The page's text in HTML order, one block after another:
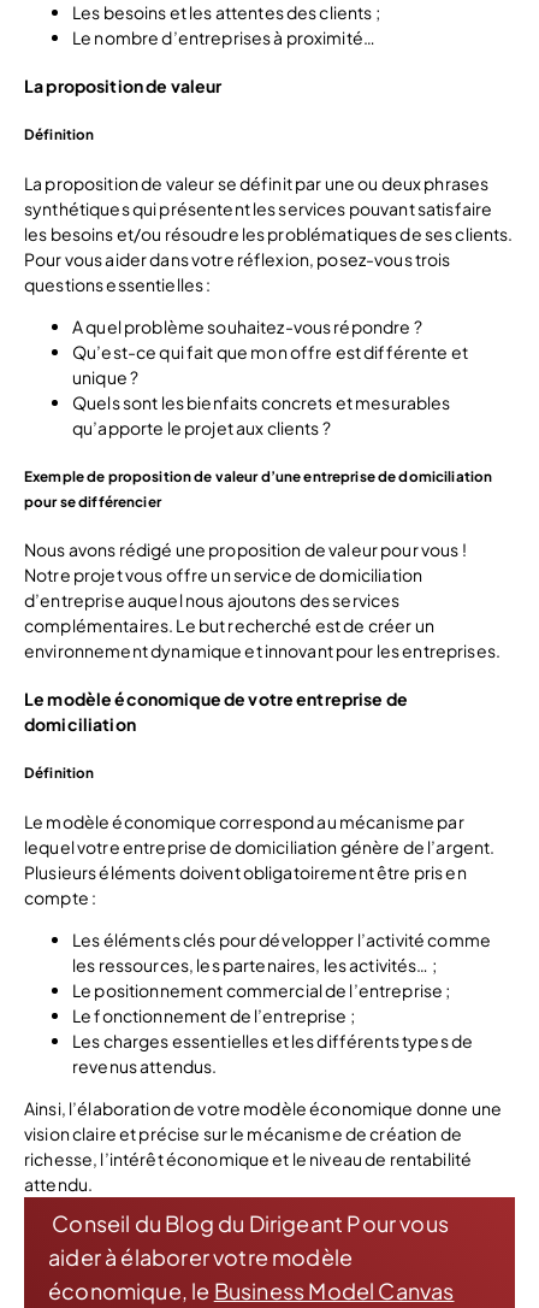
Les besoins et les attentes des clients ;
Le nombre d’entreprises à proximité…
La proposition de valeur
Définition
La proposition de valeur se définit par une ou deux phrases
synthétiques qui présentent les services pouvant satisfaire
les besoins et/ou résoudre les problématiques de ses clients.
Pour vous aider dans votre réflexion, posez-vous trois
questions essentielles :
A quel problème souhaitez-vous répondre ?
Qu’est-ce qui fait que mon offre est différente et
unique ?
Quels sont les bienfaits concrets et mesurables
qu’apporte le projet aux clients ?
Exemple de proposition de valeur d’une entreprise de domiciliation
pour se différencier
Nous avons rédigé une proposition de valeur pour vous !
Notre projet vous offre un service de domiciliation
d’entreprise auquel nous ajoutons des services
complémentaires. Le but recherché est de créer un
environnement dynamique et innovant pour les entreprises.
Le modèle économique de votre entreprise de
domiciliation
Définition
Le modèle économique correspond au mécanisme par
lequel votre entreprise de domiciliation génère de l’argent.
Plusieurs éléments doivent obligatoirement être pris en
compte :
Les éléments clés pour développer l’activité comme
les ressources, les partenaires, les activités… ;
Le positionnement commercial de l’entreprise ;
Le fonctionnement de l’entreprise ;
Les charges essentielles et les différents types de
revenus attendus.
Ainsi, l’élaboration de votre modèle économique donne une
vision claire et précise sur le mécanisme de création de
richesse, l’intérêt économique et le niveau de rentabilité
attendu.
Conseil du Blog du Dirigeant Pour vous
aider à élaborer votre modèle
économique, le Business Model Canvas